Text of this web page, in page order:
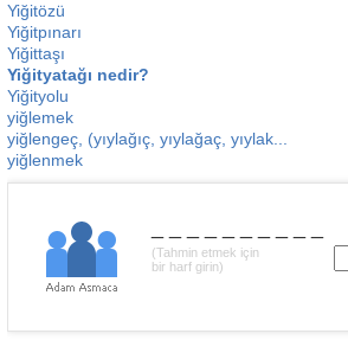
Yiğitözü
Yiğitpınarı
Yiğittaşı
Yiğityatağı nedir?
Yiğityolu
yiğlemek
yiğlengeç, (yıylağıç, yıylağaç, yıylak...
yiğlenmek
(Tahmin etmek için
bir harf girin)